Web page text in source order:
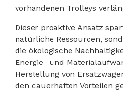
vorhandenen Trolleys
Dieser proaktive Ansatz
natürliche Ressourcen,
die ökologische
Energie- und
Herstellung von
den dauerhaften Vorteilen